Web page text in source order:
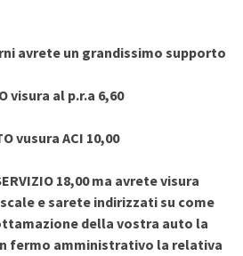
avrete un grandissimo supporto
visura al p.r.a 6,60
vusura ACI 10,00
18,00 ma avrete visura
e sarete indirizzati su come
della vostra auto la
fermo amministrativo la relativa